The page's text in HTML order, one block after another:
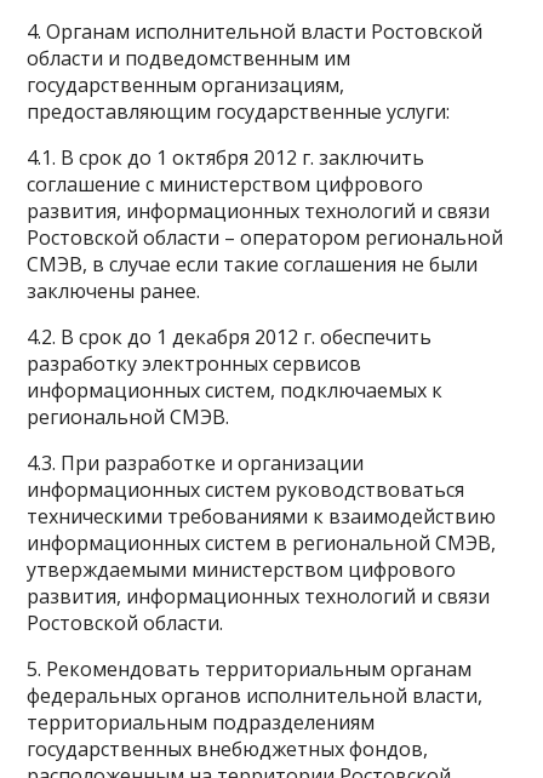
4. Органам исполнительной власти Ростовской
области и подведомственным им
государственным организациям,
предоставляющим государственные услуги:
4.1. В срок до 1 октября 2012 г. заключить
соглашение с министерством цифрового
развития, информационных технологий и связи
Ростовской области – оператором региональной
СМЭВ, в случае если такие соглашения не были
заключены ранее.
4.2. В срок до 1 декабря 2012 г. обеспечить
разработку электронных сервисов
информационных систем, подключаемых к
региональной СМЭВ.
4.3. При разработке и организации
информационных систем руководствоваться
техническими требованиями к взаимодействию
информационных систем в региональной СМЭВ,
утверждаемыми министерством цифрового
развития, информационных технологий и связи
Ростовской области.
5. Рекомендовать территориальным органам
федеральных органов исполнительной власти,
территориальным подразделениям
государственных внебюджетных фондов,